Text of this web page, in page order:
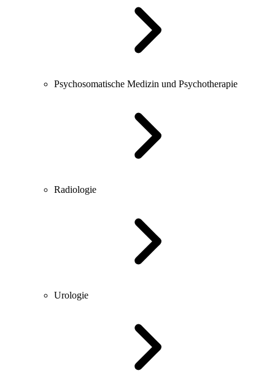
Psychosomatische Medizin und Psychotherapie
Radiologie
Urologie